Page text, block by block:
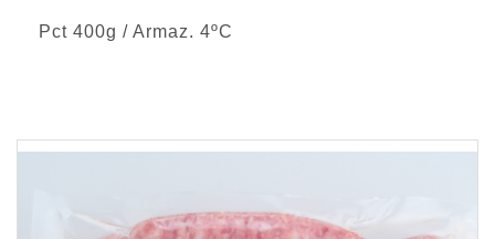
Pct 400g / Armaz. 4ºC